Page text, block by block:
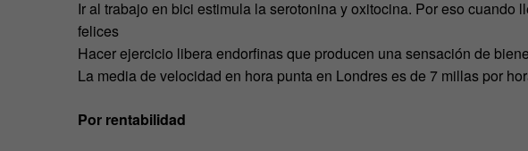
Ir al trabajo en bici estimula la serotonina y oxitocina. Por eso cuando
felices
Hacer ejercicio libera endorfinas que producen una sensación de
La media de velocidad en hora punta en Londres es de 7 millas por
Por rentabilidad